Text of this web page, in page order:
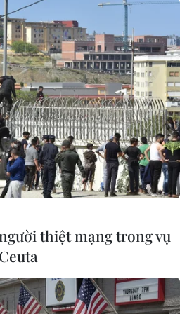
#Doanh số
#Bán hàng
thiệt mạng trong vụ